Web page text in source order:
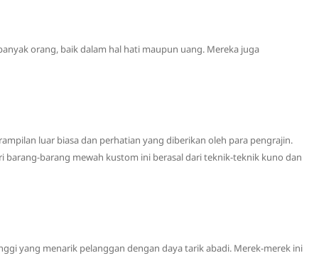
orang, baik dalam hal hati maupun uang. Mereka juga
luar biasa dan perhatian yang diberikan oleh para pengrajin.
barang mewah kustom ini berasal dari teknik-teknik kuno dan
yang menarik pelanggan dengan daya tarik abadi. Merek-merek ini